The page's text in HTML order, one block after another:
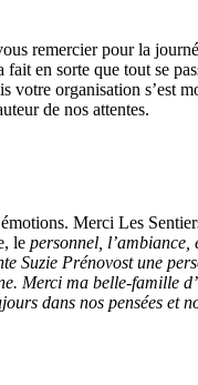
remercier pour la
fait en sorte que tout se
votre organisation s’est
de nos attentes.
Merci Les
le personnel, l’ambiance,
Suzie Prénovost une
Merci ma belle-famille
dans nos pensées et